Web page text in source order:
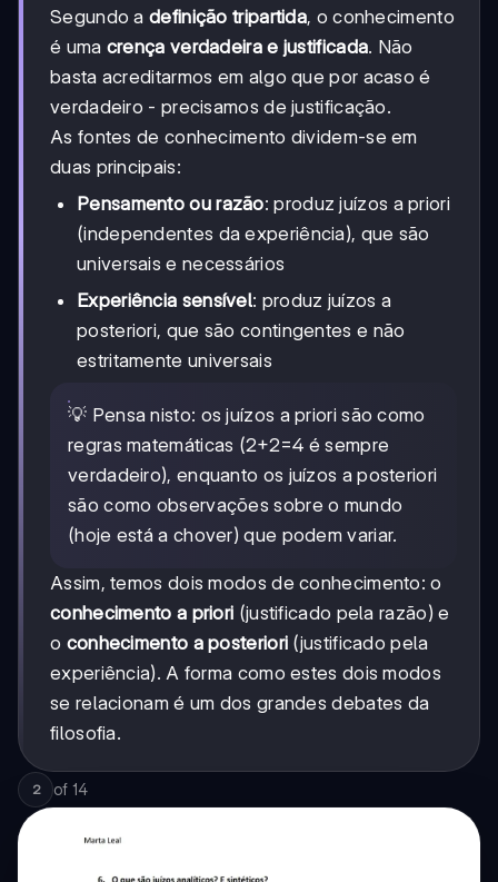
Segundo a definição tripartida, o conhecimento
é uma crença verdadeira e justificada. Não
basta acreditarmos em algo que por acaso é
verdadeiro - precisamos de justificação.
As fontes de conhecimento dividem-se em
duas principais:
Pensamento ou razão: produz juízos a priori
(independentes da experiência), que são
universais e necessários
Experiência sensível: produz juízos a
posteriori, que são contingentes e não
estritamente universais
💡 Pensa nisto: os juízos a priori são como
regras matemáticas (2+2=4 é sempre
verdadeiro), enquanto os juízos a posteriori
são como observações sobre o mundo
(hoje está a chover) que podem variar.
Assim, temos dois modos de conhecimento: o
conhecimento a priori (justificado pela razão) e
o conhecimento a posteriori (justificado pela
experiência). A forma como estes dois modos
se relacionam é um dos grandes debates da
filosofia.
2 of 14